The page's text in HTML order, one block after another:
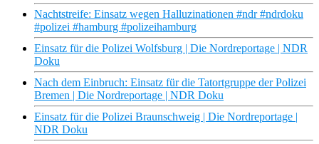
Nachtstreife: Einsatz wegen Halluzinationen #ndr #ndrdoku
#polizei #hamburg #polizeihamburg
Einsatz für die Polizei Wolfsburg | Die Nordreportage | NDR
Doku
Nach dem Einbruch: Einsatz für die Tatortgruppe der Polizei
Bremen | Die Nordreportage | NDR Doku
Einsatz für die Polizei Braunschweig | Die Nordreportage |
NDR Doku